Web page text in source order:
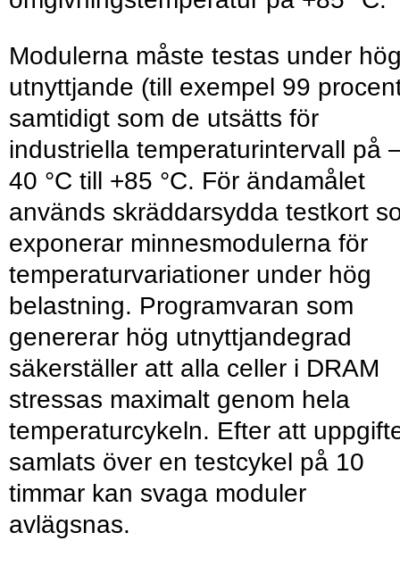
Modulerna måste testas under
utnyttjande (till exempel 99
samtidigt som de utsätts för
industriella temperaturintervall på
40 °C till +85 °C. För ändamålet
används skräddarsydda testkort
exponerar minnesmodulerna för
temperaturvariationer under hög
belastning. Programvaran som
genererar hög utnyttjandegrad
säkerställer att alla celler i DRAM
stressas maximalt genom hela
temperaturcykeln. Efter att
samlats över en testcykel på 10
timmar kan svaga moduler
avlägsnas.